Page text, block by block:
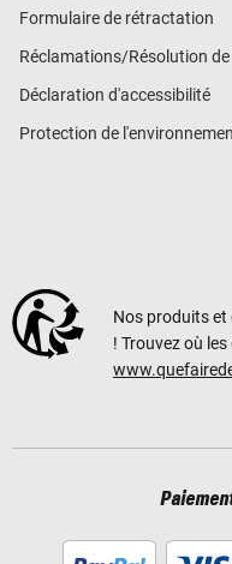
Formulaire de rétractation
Réclamations/Résolution
Déclaration d'accessibilité
Protection de
Nos produits et
! Trouvez où